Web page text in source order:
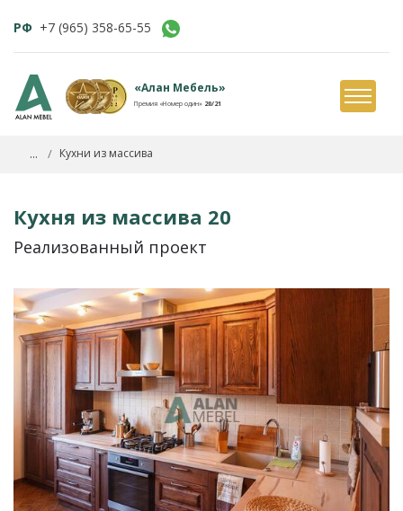
РФ +7 (965) 358-65-55
«Алан Мебель»
Премия «Номер один» 20/21
... Кухни из массива
Кухня из массива 20
Реализованный проект